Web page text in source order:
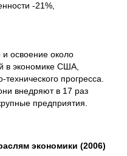
-21%,
освоение около
в экономике США,
прогресса.
внедряют в 17 раз
предприятия.
экономики (2006)